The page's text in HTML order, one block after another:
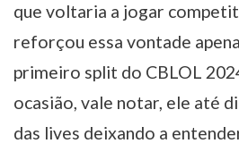
que voltaria a jogar
reforçou essa vontade
primeiro split do CBLOL
ocasião, vale notar, ele até
das lives deixando a